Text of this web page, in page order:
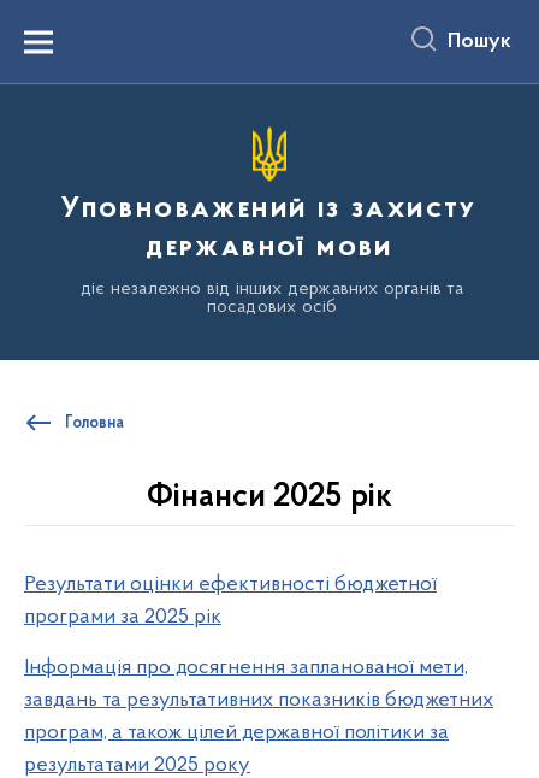
вмістуMenu Пошук
Уповноважений із захисту
державної мови
діє незалежно від інших державних органів та
посадових осіб
Головна
Фінанси 2025 рік
Результати оцінки ефективності бюджетної
програми за 2025 рік
Інформація про досягнення запланованої мети,
завдань та результативних показників бюджетних
програм, а також цілей державної політики за
результатами 2025 року